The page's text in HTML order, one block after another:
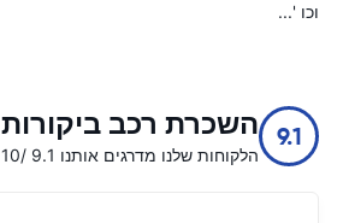
וכו '...
9.1 השכרת רכב ביקורות
הלקוחות שלנו מדרגים אותנו 9.1 /10 מתוך 12842